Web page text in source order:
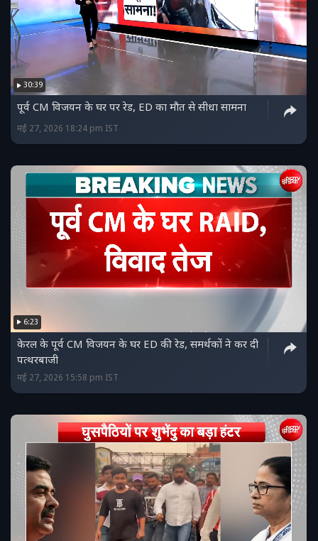
30:39
पूर्व CM विजयन के घर पर रेड, ED का मौत से सीधा सामना
मई 27, 2026 18:24 pm IST
6:23
केरल के पूर्व CM विजयन के घर ED की रेड, समर्थकों ने कर दी
पत्थरबाजी
मई 27, 2026 15:58 pm IST